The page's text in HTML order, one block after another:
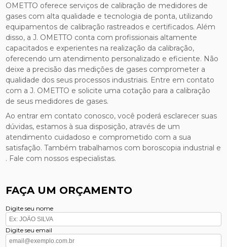
OMETTO oferece serviços de calibração de medidores de
gases com alta qualidade e tecnologia de ponta, utilizando
equipamentos de calibração rastreados e certificados. Além
disso, a J. OMETTO conta com profissionais altamente
capacitados e experientes na realização da calibração,
oferecendo um atendimento personalizado e eficiente. Não
deixe a precisão das medições de gases comprometer a
qualidade dos seus processos industriais. Entre em contato
com a J. OMETTO e solicite uma cotação para a calibração
de seus medidores de gases.
Ao entrar em contato conosco, você poderá esclarecer suas
dúvidas, estamos à sua disposição, através de um
atendimento cuidadoso e comprometido com a sua
satisfação. Também trabalhamos com boroscopia industrial e
. Fale com nossos especialistas.
FAÇA UM ORÇAMENTO
Digite seu nome
Digite seu email